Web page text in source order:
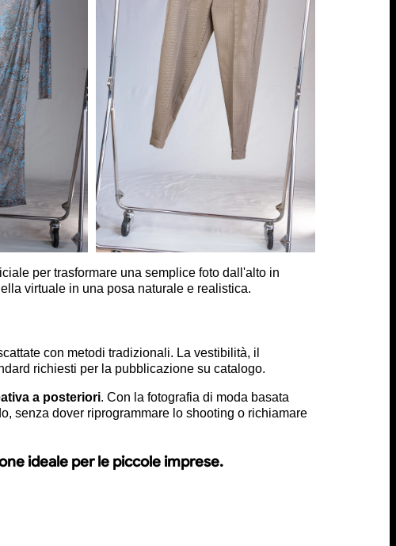
per trasformare una semplice foto dall'alto in
virtuale in una posa naturale e realistica.
con metodi tradizionali. La vestibilità, il
richiesti per la pubblicazione su catalogo.
a posteriori. Con la fotografia di moda basata
senza dover riprogrammare lo shooting o richiamare
ideale per le piccole imprese.